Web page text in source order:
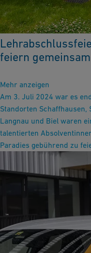
feiern
Mehr anzeigen
Am 3. Juli 2024 war es
Standorten Schaffhausen,
Langnau und Biel waren
talentierten
Paradies gebührend zu